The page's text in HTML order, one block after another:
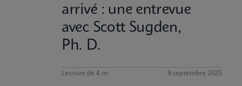
arrivé : une entrevue
avec Scott Sugden,
Ph. D.
Lecture de 4 m 9 septembre 2025